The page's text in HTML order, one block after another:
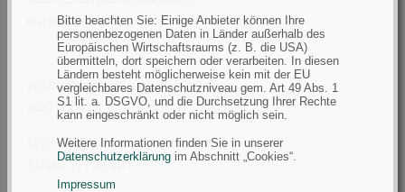
Bitte beachten Sie: Einige Anbieter können Ihre
personenbezogenen Daten in Länder außerhalb des
Europäischen Wirtschaftsraums (z. B. die USA)
übermitteln, dort speichern oder verarbeiten. In diesen
Ländern besteht möglicherweise kein mit der EU
vergleichbares Datenschutzniveau gem. Art 49 Abs. 1
S1 lit. a. DSGVO, und die Durchsetzung Ihrer Rechte
kann eingeschränkt oder nicht möglich sein.
Weitere Informationen finden Sie in unserer
Datenschutzerklärung im Abschnitt „Cookies“.
Impressum
europe@ratheroutdoors.com
Artikelnummer(n) des Herstellers
A0440041
GTIN (EAN):
5056317744521